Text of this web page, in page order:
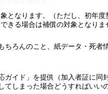
となります。（ただし、初年
きる場合は補償の対象となりま
ちろんのこと、紙データ・死
ガイド」を提供（加入者証に同封
まった場合どうすればいいの